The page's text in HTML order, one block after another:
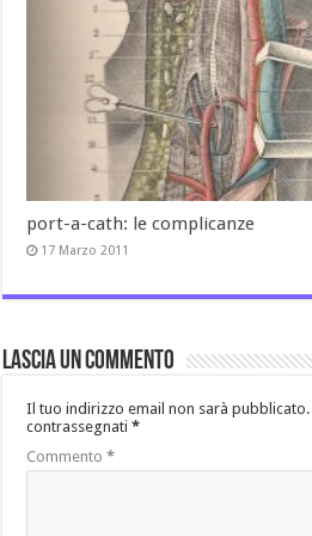
port-a-cath: le complicanze
17 Marzo 2011
Lascia un commento
Il tuo indirizzo email non sarà pubblicato.
contrassegnati*
Commento*